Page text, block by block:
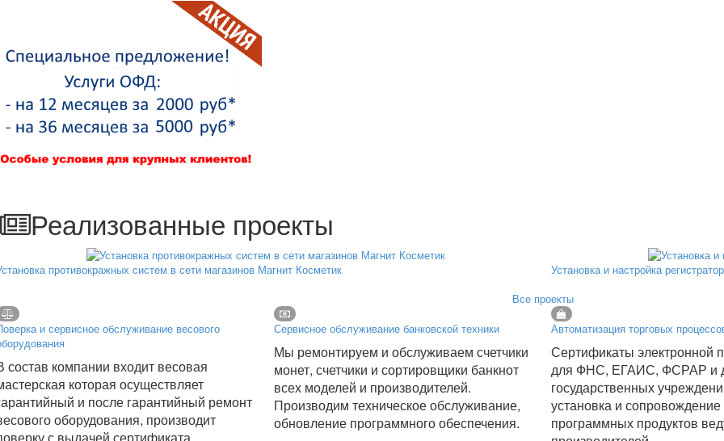
Реализованные проекты
противокражных систем в сети магазинов Магнит Косметик
Установка и настройка
Все проекты
и сервисное обслуживание весового
состав компании входит весовая
которая осуществляет
и после гарантийный ремонт
оборудования, производит
с выдачей сертификата
Сервисное обслуживание банковской техники
Мы ремонтируем и обслуживаем счетчики
монет, счетчики и сортировщики банкнот
всех моделей и производителей.
Производим техническое обслуживание,
обновление программного обеспечения.
Автоматизация торговых
Сертификаты электронной
для ФНС, ЕГАИС, ФСРАР и
государственных
установка и
программных продуктов